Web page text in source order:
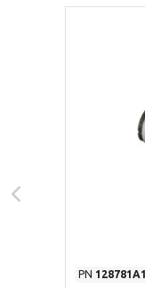
PN 128781A1